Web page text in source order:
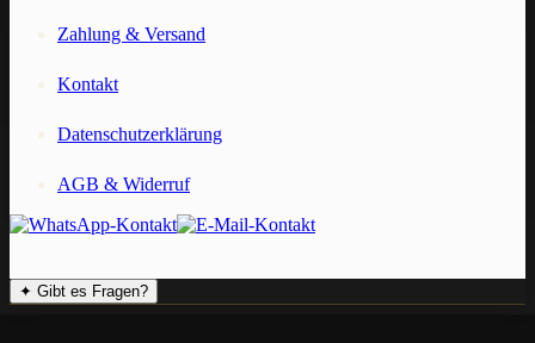
Zahlung & Versand
Kontakt
Datenschutzerklärung
AGB & Widerruf
✦ Gibt es Fragen?